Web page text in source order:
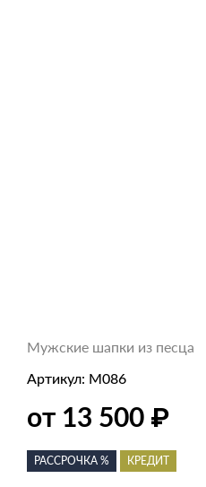
Мужские шапки из песца
Артикул: M086
от 13 500 ₽
РАССРОЧКА % КРЕДИТ